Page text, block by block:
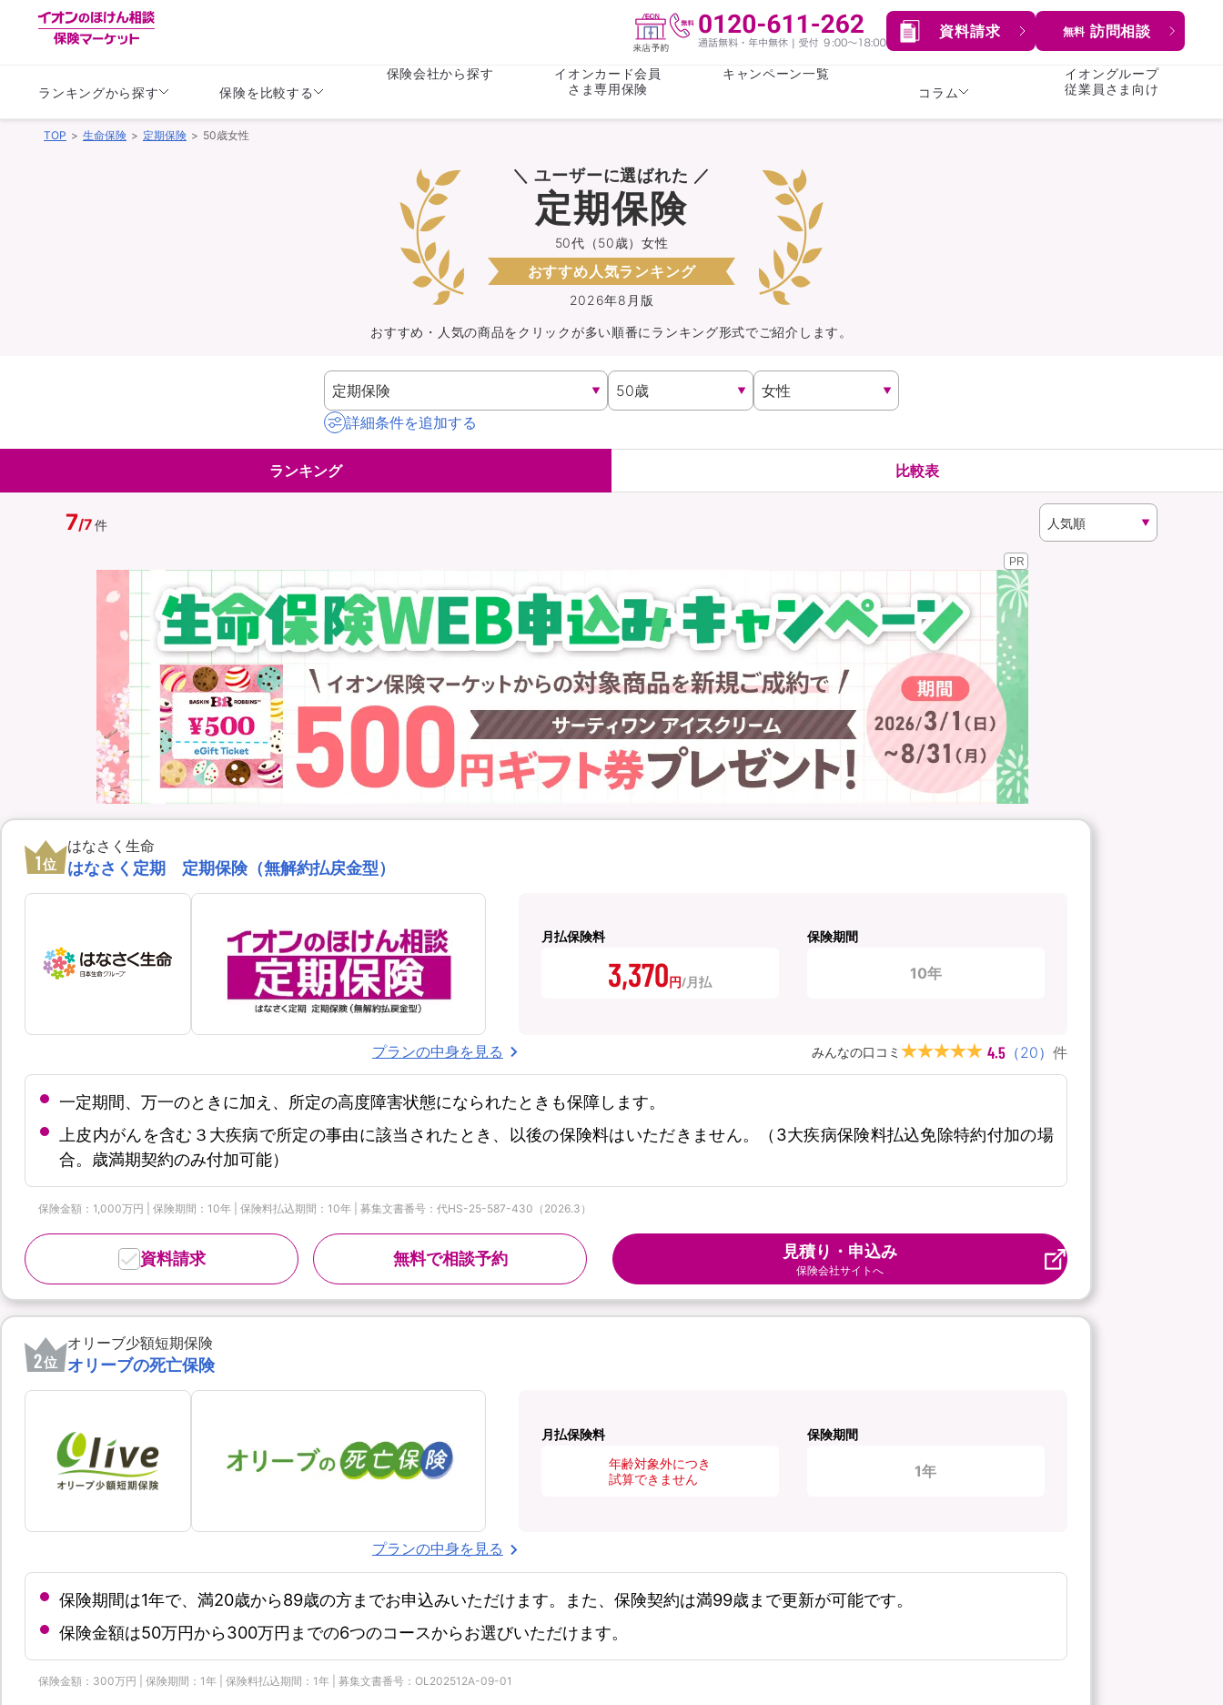
資料請求 無料 訪問相談
ランキングから探す
がん保険 女性医療保険
収入保障保険
持病がある方向け
持病がある方向け
がん保険
バイク保険 火災保険
ペット保険
スマホ保険
イオンカード会員さま
専用保険（損害保険）
WAON POINT還元型保険
保険を比較する
がん保険 女性医療保険
収入保障保険 介護・認知症保険
保険会社から探す
イオンカード会員
さま専用保険
キャンペーン一覧
コラム
ライフステージ 心配事
イオングループ
従業員さま向け
TOP 生命保険 定期保険 50歳女性
＼ ユーザーに選ばれた ／
2026年8月版
50代（50歳）女性
定期保険
おすすめ人気ランキング
おすすめ・人気の商品をクリックが多い順番にランキング形式でご紹介します。
詳細条件を追加する
ランキング 比較表
7/7件
PR
1位
はなさく生命
はなさく定期 定期保険（無解約払戻金型）
月払保険料
3,370円
保険期間
10年
プランの中身を見る みんなの口コミ 4.5 （20） 件
一定期間、万一のときに加え、所定の高度障害状態になられたときも保障します。
上皮内がんを含む３大疾病で所定の事由に該当されたとき、以後の保険料はいただきません。（3大疾病保険料払込免除特約付加の場
合。歳満期契約のみ付加可能）
保険金額：1,000万円 | 保険期間：10年 | 保険料払込期間：10年 | 募集文書番号：代HS-25-587-430（2026.3）
無料で相談予約
資料請求 見積り・申込み
保険会社サイトへ
2位
オリーブ少額短期保険
オリーブの死亡保険
月払保険料
年齢対象外につき
試算できません
保険期間
1年
プランの中身を見る
保険期間は1年で、満20歳から89歳の方までお申込みいただけます。また、保険契約は満99歳まで更新が可能です。
保険金額は50万円から300万円までの6つのコースからお選びいただけます。
保険金額：300万円 | 保険期間：1年 | 保険料払込期間：1年 | 募集文書番号：OL202512A-09-01